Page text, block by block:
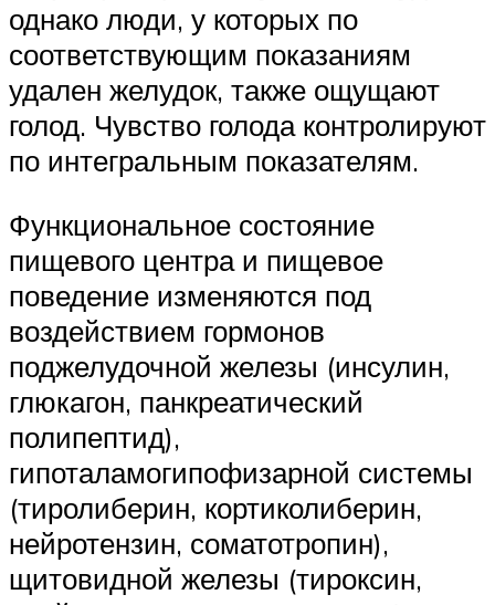
однако люди, у которых по
соответствующим показаниям
удален желудок, также ощущают
голод. Чувство голода контролируют
по интегральным показателям.
Функциональное состояние
пищевого центра и пищевое
поведение изменяются под
воздействием гормонов
поджелудочной железы (инсулин,
глюкагон, панкреатический
полипептид),
гипоталамогипофизарной системы
(тиролиберин, кортиколиберин,
нейротензин, соматотропин),
щитовидной железы (тироксин,